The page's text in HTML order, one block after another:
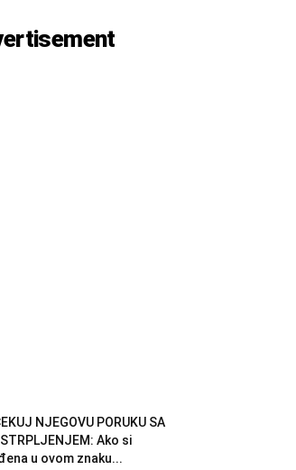
NJEGOVU PORUKU SA
Ako si
u ovom znaku...